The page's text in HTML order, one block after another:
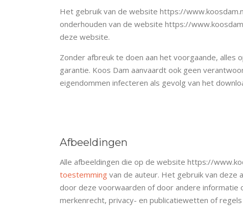
Het gebruik van de website https://
onderhouden van de website https://
deze website.
Zonder afbreuk te doen aan het voorgaande,
garantie. Koos Dam aanvaardt ook geen
eigendommen infecteren als gevolg van het
Afbeeldingen
Alle afbeeldingen die op de website https://
toestemming van de auteur. Het gebruik van
door deze voorwaarden of door andere informatie
merkenrecht, privacy- en publicatiewetten of